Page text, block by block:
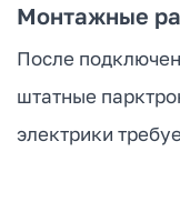
Монтажные
После
штатные
электрики